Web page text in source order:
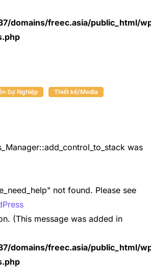
domains/freec.asia/public_html/
Sự Nghiệp Thiết kế/Media
was
not found. Please see
(This message was added in
domains/freec.asia/public_html/